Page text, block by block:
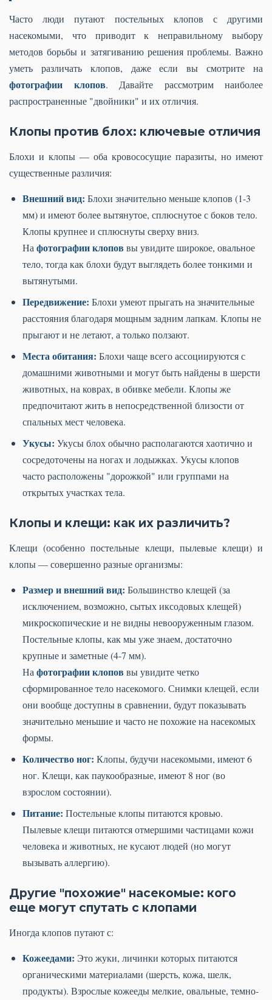
Часто люди путают постельных клопов с другими
насекомыми, что приводит к неправильному выбору
методов борьбы и затягиванию решения проблемы. Важно
уметь различать клопов, даже если вы смотрите на
фотографии клопов. Давайте рассмотрим наиболее
распространенные "двойники" и их отличия.
Клопы против блох: ключевые отличия
Блохи и клопы — оба кровососущие паразиты, но имеют
существенные различия:
Внешний вид: Блохи значительно меньше клопов (1-3
мм) и имеют более вытянутое, сплюснутое с боков тело.
Клопы крупнее и сплюснуты сверху вниз.
Нафотографии клопов вы увидите широкое, овальное
тело, тогда как блохи будут выглядеть более тонкими и
вытянутыми.
Передвижение: Блохи умеют прыгать на значительные
расстояния благодаря мощным задним лапкам. Клопы не
прыгают и не летают, а только ползают.
Места обитания: Блохи чаще всего ассоциируются с
домашними животными и могут быть найдены в шерсти
животных, на коврах, в обивке мебели. Клопы же
предпочитают жить в непосредственной близости от
спальных мест человека.
Укусы: Укусы блох обычно располагаются хаотично и
сосредоточены на ногах и лодыжках. Укусы клопов
часто расположены "дорожкой" или группами на
открытых участках тела.
Клопы и клещи: как их различить?
Клещи (особенно постельные клещи, пылевые клещи) и
клопы — совершенно разные организмы:
Размер и внешний вид: Большинство клещей (за
исключением, возможно, сытых иксодовых клещей)
микроскопические и не видны невооруженным глазом.
Постельные клопы, как мы уже знаем, достаточно
крупные и заметные (4-7 мм).
Нафотографии клопов вы увидите четко
сформированное тело насекомого. Снимки клещей, если
они вообще доступны в сравнении, будут показывать
значительно меньшие и часто не похожие на насекомых
формы.
Количество ног: Клопы, будучи насекомыми, имеют 6
ног. Клещи, как паукообразные, имеют 8 ног (во
взрослом состоянии).
Питание: Постельные клопы питаются кровью.
Пылевые клещи питаются отмершими частицами кожи
человека и животных, не кусают людей (но могут
вызывать аллергию).
Другие "похожие" насекомые: кого
еще могут спутать с клопами
Иногда клопов путают с:
Кожеедами: Это жуки, личинки которых питаются
органическими материалами (шерсть, кожа, шелк,
продукты). Взрослые кожееды мелкие, овальные, темно-